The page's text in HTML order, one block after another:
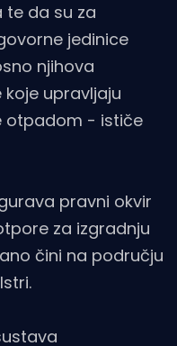
te da su za
jedinice
njihova
upravljaju
otpadom - ističe
pravni okvir
za izgradnju
čini na području